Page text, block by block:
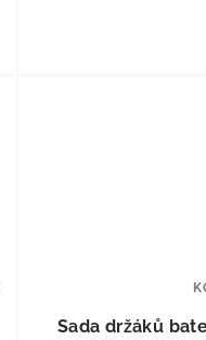
Sada držáků